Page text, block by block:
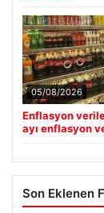
05/08/2026
Enflasyon
ayı enflasyon
Son Eklenen